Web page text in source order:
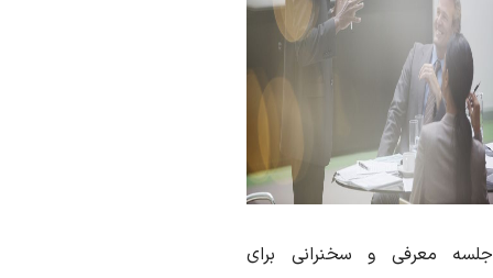
معرفی و سخنرانی برای